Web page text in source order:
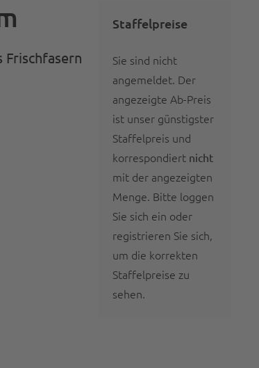
Staffelpreise
Sie sind nicht
angemeldet. Der
angezeigte Ab-Preis
ist unser günstigster
Staffelpreis und
korrespondiert nicht
mit der angezeigten
Menge. Bitte loggen
Sie sich ein oder
registrieren Sie sich,
um die korrekten
Staffelpreise zu
sehen.